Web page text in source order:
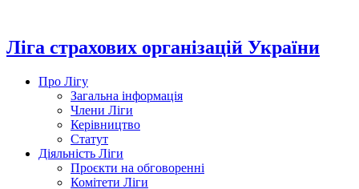
вмісту
Ліга страхових організацій України
Про Лігу
Загальна інформація
Члени Ліги
Керівництво
Статут
Діяльність Ліги
Проєкти на обговоренні
Комітети Ліги